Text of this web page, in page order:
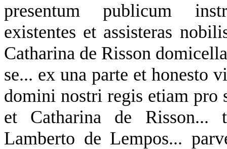
presentum publicum
existentes et assisteras
Catharina de Risson
se... ex una parte et honesto
domini nostri regis etiam pro
et Catharina de Risson...
Lamberto de Lempos...